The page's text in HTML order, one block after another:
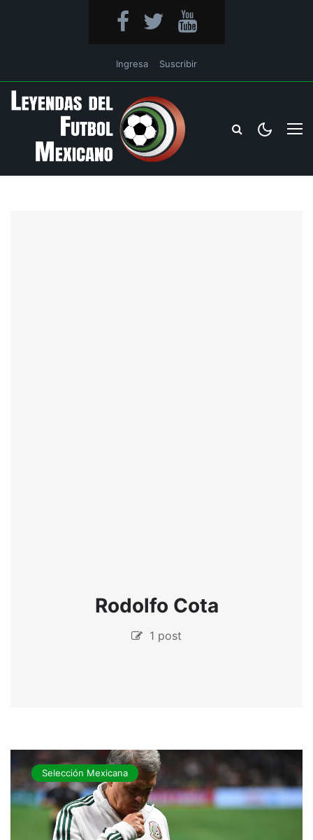
Ingresa Suscribir
Rodolfo Cota
1 post
Selección Mexicana